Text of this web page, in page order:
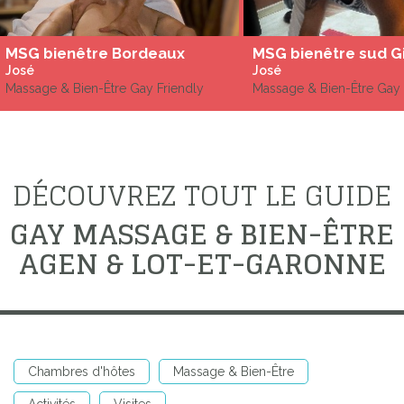
MSG bienêtre Bordeaux
José
Massage & Bien-Être Gay Friendly
MSG bienêtre sud
José
Massage & Bien-Être
DÉCOUVREZ TOUT LE GUIDE
GAY MASSAGE & BIEN-ÊTRE
AGEN & LOT-ET-GARONNE
Chambres d'hôtes Massage & Bien-Être